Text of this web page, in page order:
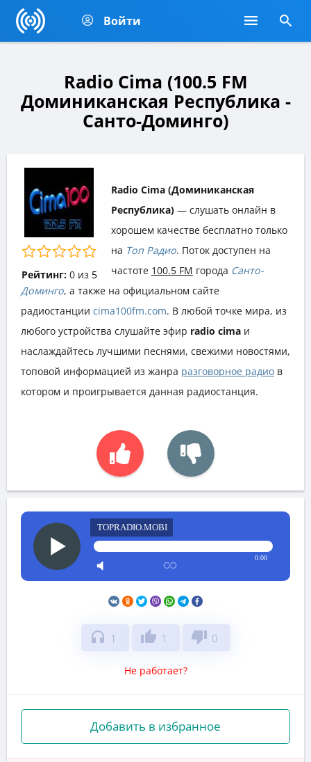
Войти
Radio Cima (100.5 FM
Доминиканская Республика -
Санто-Доминго)
Рейтинг: 0из 5
Radio Cima (Доминиканская
Республика) — слушать онлайн в
хорошем качестве бесплатно только
на Топ Радио. Поток доступен на
частоте 100.5 FM города Санто-
Доминго, а также на официальном сайте
радиостанции cima100fm.com. В любой точке мира, из
любого устройства слушайте эфир radio cima и
наслаждайтесь лучшими песнями, свежими новостями,
топовой информацией из жанра разговорное радио в
котором и проигрывается данная радиостанция.
TOPRADIO.MOBI
0:00
headphones 1 thumb_up 1 thumb_down 0
Не работает?
Добавить в избранное